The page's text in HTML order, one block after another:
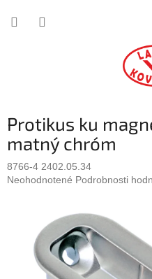
Protikus ku
matný chróm
8766-4 2402.05.34
Priemerné
hviezdičiek.
Neohodnotené Podrobnosti